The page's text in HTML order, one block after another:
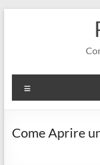
Come Aprire